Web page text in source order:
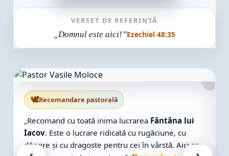
VERSET DE REFERINȚĂ
„Domnul este aici!”Ezechiel 48:35
lui
Aici se
🕊Coordonator Proiect
„La Fântâna lui Iacov nu construim doar ziduri,
un loc unde bătrânii să fie văzuți, ascultați și